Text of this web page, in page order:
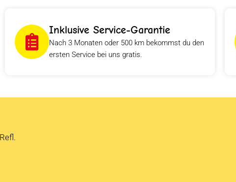
Inklusive Service-Garantie
Nach 3 Monaten oder 500 km bekommst du den
ersten Service bei uns gratis.